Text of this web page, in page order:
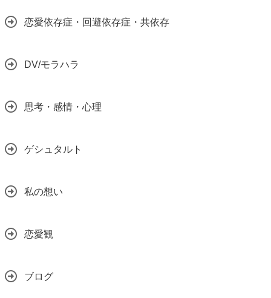
恋愛依存症・回避依存症・共依存
DV/モラハラ
思考・感情・心理
ゲシュタルト
私の想い
恋愛観
ブログ